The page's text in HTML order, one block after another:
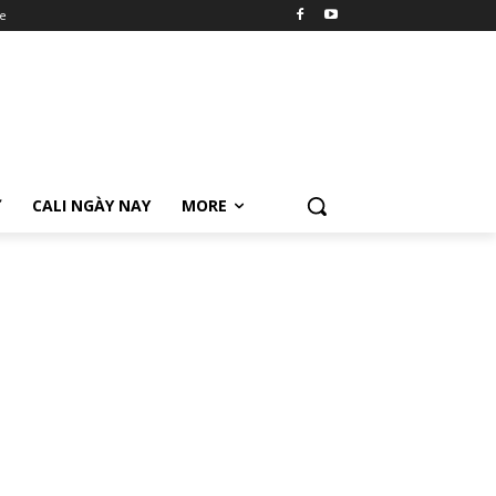
CALI NGÀY NAY MORE